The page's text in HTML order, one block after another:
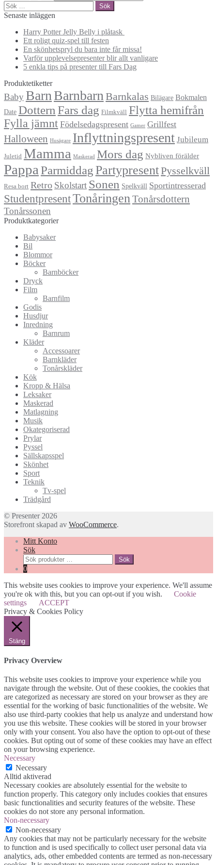
Sök
efter:
Senaste inläggen
Harry Potter Jelly Belly i plåtask
Ett roligt quiz-spel till festen
En skönhetspryl du bara inte får missa!
Varför upplevelsepresenter blir allt vanligare
5 enkla tips på presenter till Fars Dag
Produktetiketter
Baby Barn Barnbarn Barnkalas Bilägare Bokmalen
Date Dottern Fars dag Filmkväll Flytta hemifrån
Fylla jämnt Födelsedagspresent Gamer Grillfest
Halloween Husägare Inflyttningspresent Jubileum
Juletid Mamma Maskerad Mors dag Nybliven förälder
Pappa ParmiddagPartypresentPysselkväll
Resa bort Retro Skolstart Sonen Spelkväll Sportintresserad
StudentpresentTonåringen Tonårsdottern
Tonårssonen
Produktkategorier
Babysaker
Bil
Blommor
Böcker
Barnböcker
Dryck
Film
Barnfilm
Godis
Husdjur
Inredning
Barnrum
Kläder
Accessoarer
Barnkläder
Tonårskläder
Kök
Kropp & Hälsa
Leksaker
Maskerad
Matlagning
Musik
Okategoriserad
Prylar
Pyssel
Sällskapsspel
Skönhet
Sport
Teknik
Tv-spel
Trädgård
© Presenter 2026
Storefront skapad av WooCommerce.
Mitt Konto
Sök
Sök
efter:
Sök
0
This website uses cookies to improve your experience. We'll assume
you're ok with this, but you can opt-out if you wish.
Cookie
settings
ACCEPT
Privacy & Cookies Policy
Stäng
Privacy Overview
This website uses cookies to improve your experience while you
navigate through the website. Out of these cookies, the cookies that
are categorized as necessary are stored on your browser as they are
essential for the working of basic functionalities of the website. We
also use third-party cookies that help us analyze and understand how
you use this website. These cookies will be stored in your browser
only with your consent. You also have the option to opt-out of these
cookies. But opting out of some of these cookies may have an effect
on your browsing experience.
Necessary
Necessary
Alltid aktiverad
Necessary cookies are absolutely essential for the website to
function properly. This category only includes cookies that ensures
basic functionalities and security features of the website. These
cookies do not store any personal information.
Non-necessary
Non-necessary
Any cookies that may not be particularly necessary for the website
to function and is used specifically to collect user personal data via
analytics, ads, other embedded contents are termed as non-necessary